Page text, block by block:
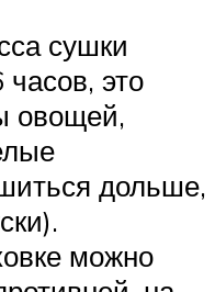
сушки
это
овощей,
дольше,
можно